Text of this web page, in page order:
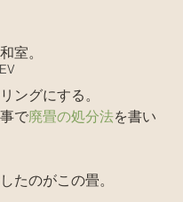
室。
ングにする。
で廃畳の処分法を書い
たのがこの畳。